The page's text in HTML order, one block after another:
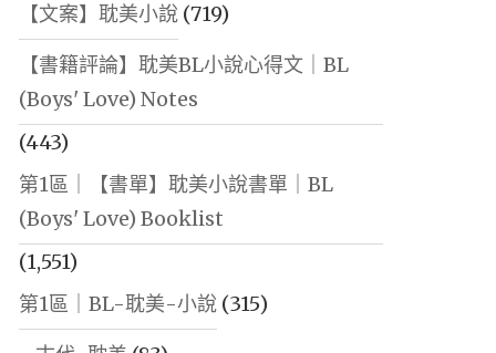
【文案】耽美小說(719)
【書籍評論】耽美BL小說心得文｜BL
(Boys' Love) Notes
(443)
第1區｜【書單】耽美小說書單｜BL
(Boys' Love) Booklist
(1,551)
第1區｜BL-耽美-小說(315)